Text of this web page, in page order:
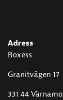
Adress
Boxess
Granitvägen 17
331 44 Värnamo